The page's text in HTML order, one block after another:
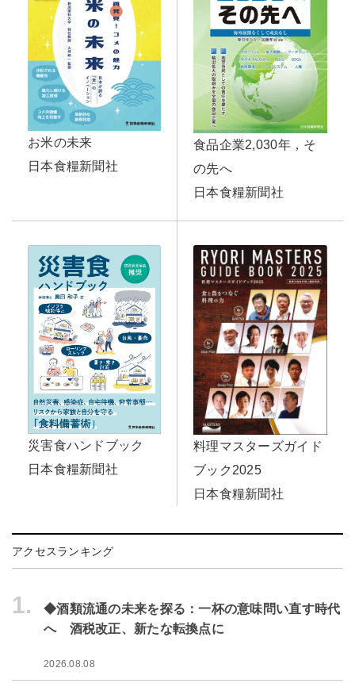
お米の未来
日本食糧新聞社
食品企業2,030年，そ
の先へ
日本食糧新聞社
災害食ハンドブック
日本食糧新聞社
料理マスターズガイド
ブック2025
日本食糧新聞社
アクセスランキング
1.
◆酒類流通の未来を探る：一杯の意味問い直す時代
へ 酒税改正、新たな転換点に
2026.08.08